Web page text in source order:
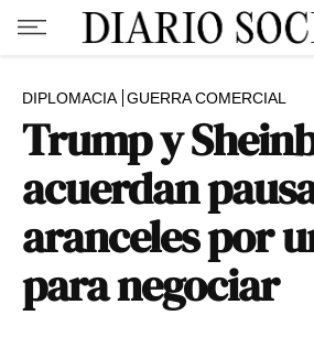
DIPLOMACIA GUERRA COMERCIAL
Trump y
acuerdan
aranceles por
para negociar